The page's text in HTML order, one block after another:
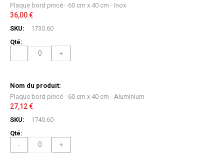
Plaque bord pincé - 60 cm x 40 cm - Inox
36,00 €
1730.60
- +
Plaque bord pincé - 60 cm x 40 cm - Aluminium
27,12 €
1740.60
- +